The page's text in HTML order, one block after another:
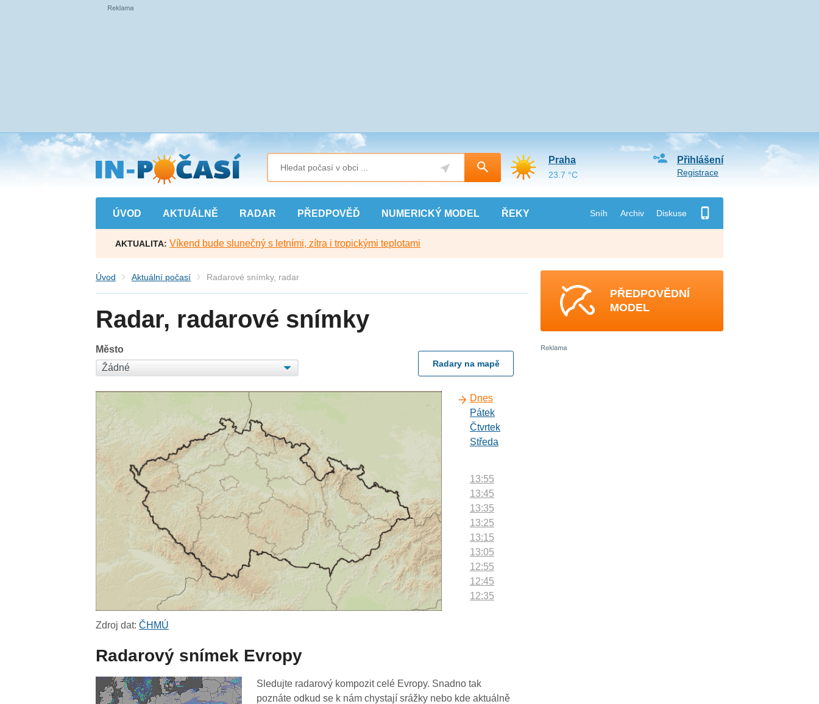
Přejít
na
hlavní
obsah
ÚVOD AKTUÁLNĚ RADAR PŘEDPOVĚĎ NUMERICKÝ MODEL ŘEKY Sníh Archiv Diskuse
Přihlášení
Registrace
Praha
23.7 °C
AKTUALITA: Víkend bude slunečný s letními, zítra i tropickými teplotami
Úvod Aktuální počasí Radarové snímky, radar
Radar, radarové snímky
Město
Radary na mapě
Dnes
Pátek
Čtvrtek
Středa
13:55
13:45
13:35
13:25
13:15
13:05
12:55
12:45
12:35
11:35
11:25
Zdroj dat:ČHMÚ
Radarový snímek Evropy
Sledujte radarový kompozit celé Evropy. Snadno tak
poznáte odkud se k nám chystají srážky nebo kde aktuálně
PŘEDPOVĚDNÍ
MODEL